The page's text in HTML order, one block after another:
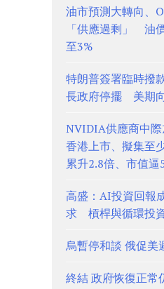
油市預測大轉向、
「供應過剩」 油
至3%
特朗普簽署臨時撥
長政府停擺 美期
NVIDIA供應商中
香港上市、擬集至
累升2.8倍、市值逼
高盛：AI投資回報
求 槓桿與循環投
烏暫停和談 俄促美
終結 政府恢復正常